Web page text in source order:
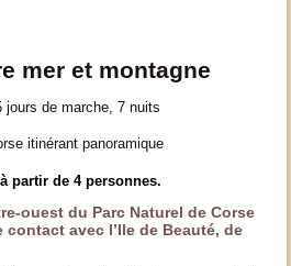
mer et montagne
jours de marche, 7 nuits
partir de 4 personnes.
ouest du Parc Naturel de Corse
avec l’Ile de Beauté, de